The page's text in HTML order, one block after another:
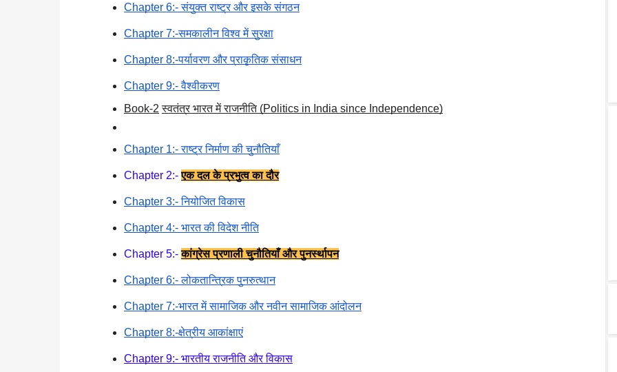
Chapter 6:- संयुक्त राष्ट्र और इसके संगठन
Chapter 7:-समकालीन विश्व में सुरक्षा
Chapter 8:-पर्यावरण और प्राकृतिक संसाधन
Chapter 9:- वैश्वीकरण
Book-2 स्वतंत्र भारत में राजनीति (Politics in India since Independence)
Chapter 1:- राष्ट्र निर्माण की चुनौतियाँ
Chapter 2:- एक दल के प्रभुत्व का दौर
Chapter 3:- नियोजित विकास
Chapter 4:- भारत की विदेश नीति
Chapter 5:- कांग्रेस प्रणाली चुनौतियाँ और पुनर्स्थापन
Chapter 6:- लोकतान्त्रिक पुनरुत्थान
Chapter 7:-भारत में सामाजिक और नवीन सामाजिक आंदोलन
Chapter 8:-क्षेत्रीय आकांक्षाएं
Chapter 9:- भारतीय राजनीति और विकास